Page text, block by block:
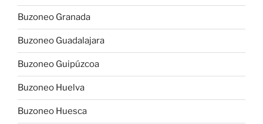
Buzoneo Granada
Buzoneo Guadalajara
Buzoneo Guipúzcoa
Buzoneo Huelva
Buzoneo Huesca